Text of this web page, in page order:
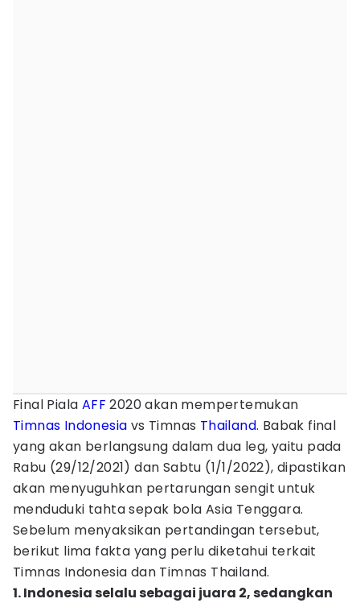
Final Piala AFF 2020 akan mempertemukan
Timnas Indonesia vs Timnas Thailand. Babak final
yang akan berlangsung dalam dua leg, yaitu pada
Rabu (29/12/2021) dan Sabtu (1/1/2022), dipastikan
akan menyuguhkan pertarungan sengit untuk
menduduki tahta sepak bola Asia Tenggara.
Sebelum menyaksikan pertandingan tersebut,
berikut lima fakta yang perlu diketahui terkait
Timnas Indonesia dan Timnas Thailand.
1. Indonesia selalu sebagai juara 2, sedangkan